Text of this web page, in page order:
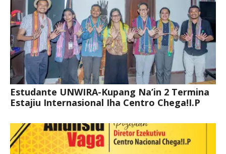
Estudante UNWIRA-Kupang Na’in 2 Termina
Estajiu Internasional Iha Centro Chega!I.P